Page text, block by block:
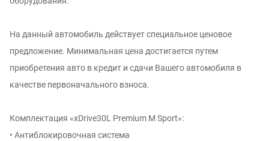
На данный автомобиль действует специальное ценовое
предложение. Минимальная цена достигается путем
приобретения авто в кредит и сдачи Вашего автомобиля в
качестве первоначального взноса.
Комплектация «xDrive30L Premium M Sport»:
• Антиблокировочная система